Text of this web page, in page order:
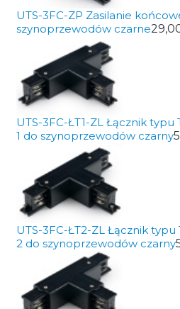
UTS-3FC-ZP Zasilanie
szynoprzewodów czarne
UTS-3FC-ŁT1-ZL Łącznik
1 do szynoprzewodów czarny
UTS-3FC-ŁT2-ZL Łącznik
2 do szynoprzewodów czarny